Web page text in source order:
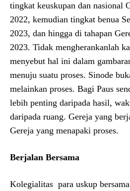
tingkat keuskupan dan nasional
2022, kemudian tingkat benua
2023, dan hingga di tahapan
2023. Tidak mengherankanlah
menyebut hal ini dalam
menuju suatu proses. Sinode
melainkan proses. Bagi Paus
lebih penting daripada hasil,
daripada ruang. Gereja yang
Gereja yang menapaki proses.
Berjalan Bersama
Kolegialitas para uskup